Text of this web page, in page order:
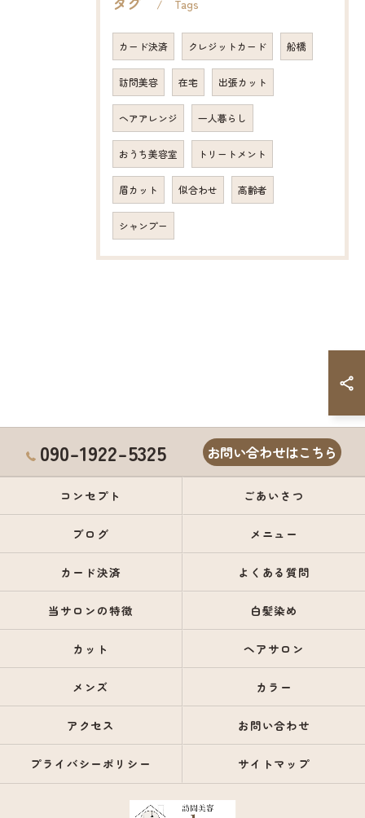
Tags
カード決済 クレジットカード 船橋
訪問美容 在宅 出張カット
ヘアアレンジ 一人暮らし
おうち美容室 トリートメント
眉カット 似合わせ 高齢者
シャンプー
090-1922-5325 お問い合わせはこちら
コンセプト ごあいさつ
ブログ メニュー
カード決済 よくある質問
当サロンの特徴 白髪染め
カット ヘアサロン
メンズ カラー
アクセス お問い合わせ
プライバシーポリシー サイトマップ